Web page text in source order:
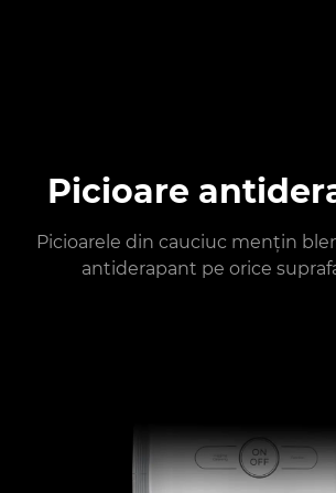
Picioare
Picioarele din cauciuc mențin
antiderapant pe orice